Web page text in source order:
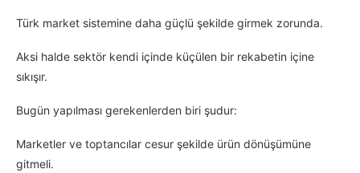
Türk market sistemine daha güçlü şekilde girmek zorunda.
Aksi halde sektör kendi içinde küçülen bir rekabetin içine
sıkışır.
Bugün yapılması gerekenlerden biri şudur:
Marketler ve toptancılar cesur şekilde ürün dönüşümüne
gitmeli.